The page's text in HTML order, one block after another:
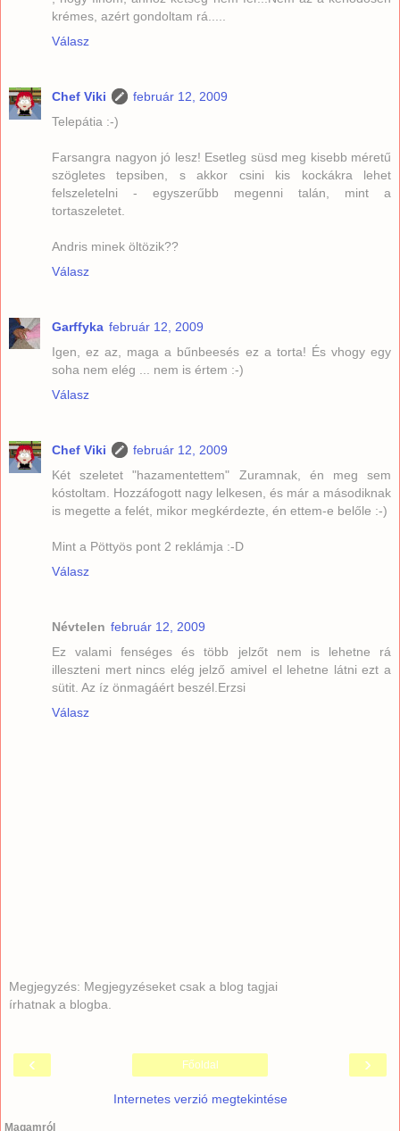
krémes, azért gondoltam rá.....
Válasz
Chef Viki
február 12, 2009
Telepátia :-)
Farsangra nagyon jó lesz! Esetleg süsd meg kisebb méretű
szögletes tepsiben, s akkor csini kis kockákra lehet
felszeletelni - egyszerűbb megenni talán, mint a
tortaszeletet.
Andris minek öltözik??
Válasz
Garffyka február 12, 2009
Igen, ez az, maga a bűnbeesés ez a torta! És vhogy egy
soha nem elég ... nem is értem :-)
Válasz
Chef Viki
február 12, 2009
Két szeletet "hazamentettem" Zuramnak, én meg sem
kóstoltam. Hozzáfogott nagy lelkesen, és már a másodiknak
is megette a felét, mikor megkérdezte, én ettem-e belőle :-)
Mint a Pöttyös pont 2 reklámja :-D
Válasz
Névtelen február 12, 2009
Ez valami fenséges és több jelzőt nem is lehetne rá
illeszteni mert nincs elég jelző amivel el lehetne látni ezt a
sütit. Az íz önmagáért beszél.Erzsi
Válasz
Megjegyzés: Megjegyzéseket csak a blog tagjai
írhatnak a blogba.
‹ ›
Főoldal
Internetes verzió megtekintése
Magamról